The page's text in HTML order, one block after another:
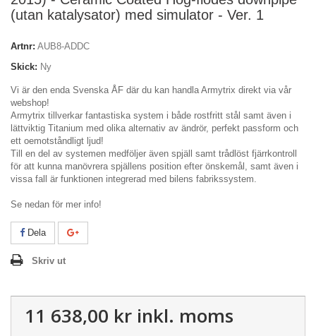
(utan katalysator) med simulator - Ver. 1
Artnr: AUB8-ADDC
Skick: Ny
Vi är den enda Svenska ÅF där du kan handla Armytrix direkt via vår
webshop!
Armytrix tillverkar fantastiska system i både rostfritt stål samt även i
lättviktig Titanium med olika alternativ av ändrör, perfekt passform och
ett oemotståndligt ljud!
Till en del av systemen medföljer även spjäll samt trådlöst fjärrkontroll
för att kunna manövrera spjällens position efter önskemål, samt även i
vissa fall är funktionen integrerad med bilens fabrikssystem.
Se nedan för mer info!
Dela
Skriv ut
11 638,00 kr inkl. moms